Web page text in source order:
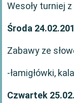
Wesoły turniej
Środa
Zabawy ze
-łamigłówki,
Czwartek